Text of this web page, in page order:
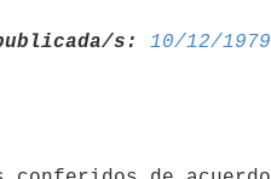
s: 10/12/1979